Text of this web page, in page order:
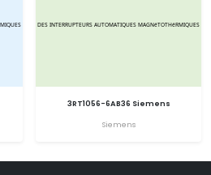
3RT1056-6AB36 Siemens
Siemens